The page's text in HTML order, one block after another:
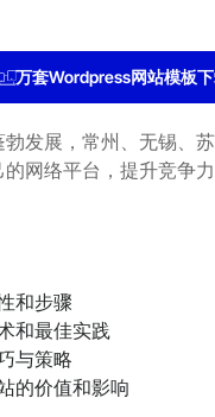
万套Wordpress网站模板
发展，常州、无锡、
网络平台，提升竞争
和步骤
和最佳实践
与策略
的价值和影响